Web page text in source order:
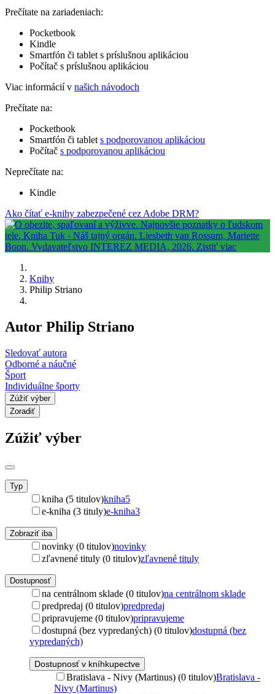
Prečítate na zariadeniach:
Pocketbook
Kindle
Smartfón či tablet s príslušnou aplikáciou
Počítač s príslušnou aplikáciou
Viac informácií v našich návodoch
Prečítate na:
Pocketbook
Smartfón či tablet s podporovanou aplikáciou
Počítač s podporovanou aplikáciou
Neprečítate na:
Kindle
Ako čítať e-knihy zabezpečené cez Adobe DRM?
Knihy
Philip Striano
Autor Philip Striano
Sledovať autora
Odborné a náučné
Šport
Individuálne športy
Zúžiť výber
Zoradiť
Zúžiť výber
Typ
kniha (5 titulov)kniha5
e-kniha (3 tituly)e-kniha3
Zobraziť iba
novinky (0 titulov)novinky
zľavnené tituly (0 titulov)zľavnené tituly
Dostupnosť
na centrálnom sklade (0 titulov)na centrálnom sklade
predpredaj (0 titulov)predpredaj
pripravujeme (0 titulov)pripravujeme
dostupná (bez vypredaných) (0 titulov)dostupná (bez
vypredaných)
Dostupnosť v kníhkupectve
Bratislava - Nivy (Martinus) (0 titulov)Bratislava -
Nivy (Martinus)